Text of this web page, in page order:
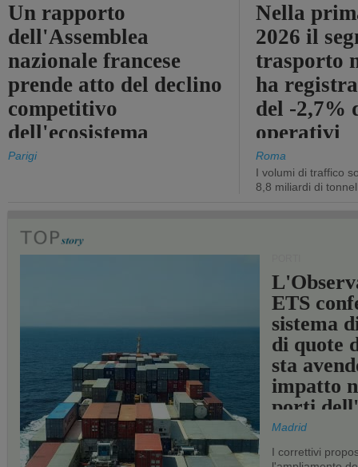
Un rapporto
dell'Assemblea
nazionale francese
prende atto del declino
competitivo
dell'ecosistema
portuale statale
Parigi
Nella
2026 il
trasporto
ha
del -2,7%
operativi
Roma
I volumi di traffico
8,8 miliardi di
ETS
sistema
di quote
sta
impatto
porti
Madrid
I correttivi